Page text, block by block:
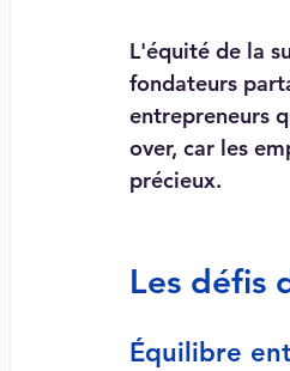
L'équité de la
fondateurs
entrepreneurs
over, car les
précieux.
Les défis
Équilibre